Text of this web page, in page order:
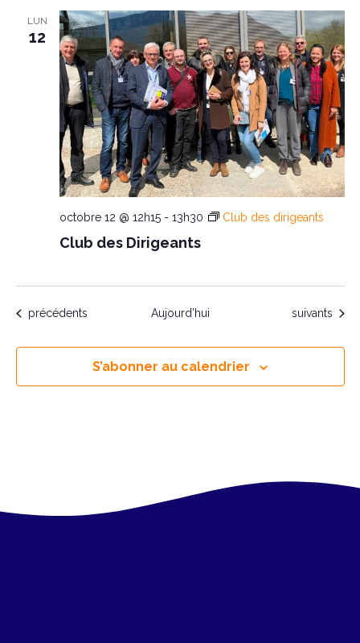
t
LUN
12
Club des Dirigeants
octobre 12 @ 12h15- 13h30 Club des dirigeants
Évènements
précédents Aujourd’hui Évènements
suivants
S’abonner au calendrier